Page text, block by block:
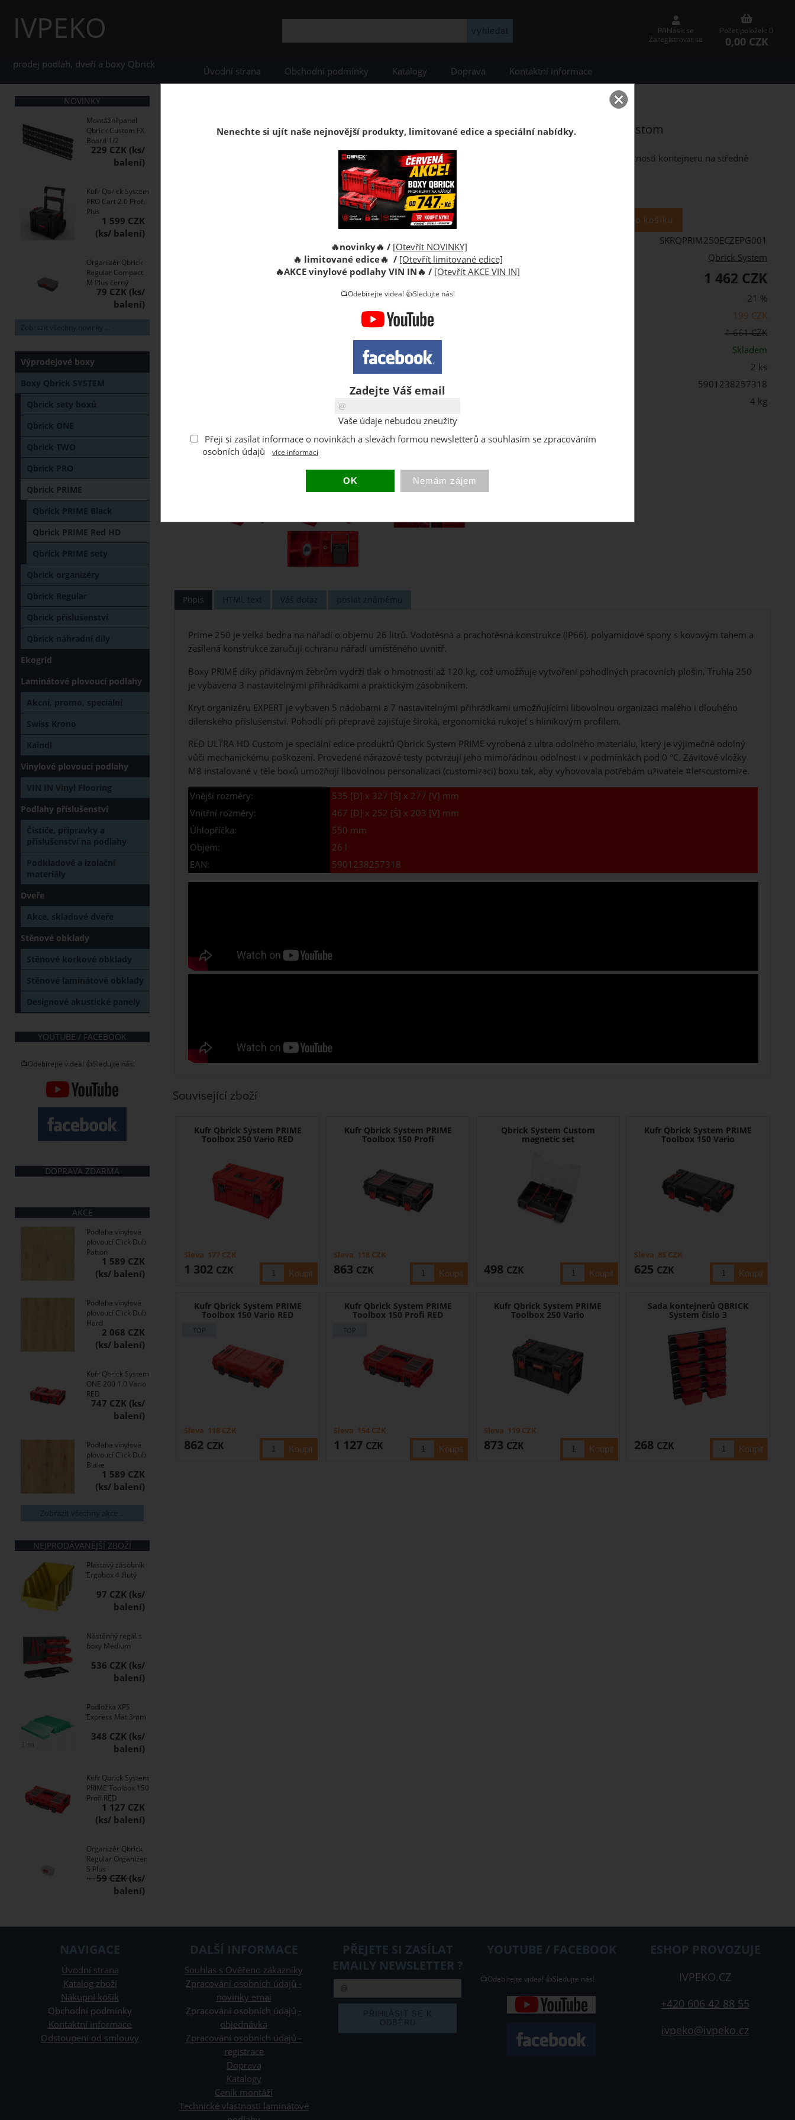
Přihlásit se
Zaregistrovat se
Počet položek: 0
0,00 CZK
IVPEKO
prodej podlah, dveří a boxy Qbrick
Úvodní strana Obchodní podmínky Katalogy Doprava Kontaktní informace
Kufr Qbrick System PRIME Toolbox 250 Expert RED
Kufr na nářadí Qbrick System PRIME 250 Expert RED Ultra HD Custom
Kufr na nářadí Qbrick System PRIME 250 je univerzální modulární box o objemu 26 l na nářadí kombinující vlastnosti kontejneru na středně
SKRQPRIM250ECZEPG001
Výrobce:
Qbrick System
Cena s DPH:
1 462 CZK
21 %
199 CZK
1 661 CZK
Skladem
2 ks
5901238257318
4 kg
Popis HTML text Váš dotaz poslat známému
Prime 250 je velká bedna na nářadí o objemu 26 litrů. Vodotěsná a prachotěsná konstrukce (IP66), polyamidové spony s kovovým tahem a
zesílená konstrukce zaručují ochranu nářadí umístěného uvnitř.
Boxy PRIME díky přídavným žebrům vydrží tlak o hmotnosti až 120 kg, což umožňuje vytvoření pohodlných pracovních plošin. Truhla 250
je vybavena 3 nastavitelnými přihrádkami a praktickým zásobníkem.
Kryt organizéru EXPERT je vybaven 5 nádobami a 7 nastavitelnými přihrádkami umožňujícími libovolnou organizaci malého i dlouhého
dílenského příslušenství. Pohodlí při přepravě zajišťuje široká, ergonomická rukojeť s hliníkovým profilem.
RED ULTRA HD Custom je speciální edice produktů Qbrick System PRIME vyrobená z ultra odolného materiálu, který je výjimečně odolný
vůči mechanickému poškození. Provedené nárazové testy potvrzují jeho mimořádnou odolnost i v podmínkách pod 0 °C. Závitové vložky
M8 instalované v těle boxů umožňují libovolnou personalizaci (customizaci) boxu tak, aby vyhovovala potřebám uživatele #letscustomize.
Vnější rozměry:
535 [D] x 327 [Š] x 277 [V] mm
Vnitřní rozměry:
467 [D] x 252 [Š] x 203 [V] mm
Úhlopříčka:
550 mm
Objem:
26 l
EAN:
5901238257318
Související zboží
Kufr Qbrick System PRIME
Toolbox 250 Vario RED
1 302 CZK
Sleva 177 CZK
Kufr Qbrick System PRIME
Toolbox 150 Profi
863 CZK
Sleva 118 CZK
Qbrick System Custom
magnetic set
498 CZK
Kufr Qbrick System PRIME
Toolbox 150 Vario
625 CZK
Sleva 85 CZK
Kufr Qbrick System PRIME
Toolbox 150 Vario RED
862 CZK
Sleva 118 CZK
Kufr Qbrick System PRIME
Toolbox 150 Profi RED
1 127 CZK
Sleva 154 CZK
Kufr Qbrick System PRIME
Toolbox 250 Vario
873 CZK
Sleva 119 CZK
Sada kontejnerů QBRICK
System číslo 3
268 CZK
NOVINKY
Montážní panel
Qbrick Custom FX
Board 1/2
229 CZK
Kufr Qbrick System
PRO Cart 2.0 Profi
Plus
1 599 CZK
Organizér Qbrick
Regular Compact
M Plus černý
79 CZK
Zobrazit všechny novinky ...
Výprodejové boxy
Boxy Qbrick SYSTEM
Qbrick sety boxů
Qbrick ONE
Qbrick TWO
Qbrick PRO
Qbrick PRIME
Qbrick PRIME Black
Qbrick PRIME Red HD
Qbrick PRIME sety
Qbrick organizéry
Qbrick Regular
Qbrick příslušenství
Qbrick náhradní díly
Ekogrid
Laminátové plovoucí podlahy
Akcní, promo, speciální
Swiss Krono
Kaindl
Vinylové plovoucí podlahy
VIN IN Vinyl Flooring
Podlahy příslušenství
Čističe, přípravky a
příslušenství na podlahy
Podkladové a izolační
materiály
Dveře
Akce, skladové dveře
Stěnové obklady
Stěnové korkové obklady
Stěnové laminátové obklady
Designové akustické panely
YOUTUBE / FACEBOOK
📺Odebírejte videa! 👍Sledujte nás!
DOPRAVA ZDARMA
AKCE
Podlaha vinylová
plovoucí Click Dub
Patton
1 589 CZK
Podlaha vinylová
plovoucí Click Dub
Hard
2 068 CZK
Kufr Qbrick System
ONE 200 1.0 Vario
RED
747 CZK
Podlaha vinylová
plovoucí Click Dub
Blake
1 589 CZK
Zobrazit všechny akce ...
NEJPRODÁVANĚJŠÍ ZBOŽÍ
Plastový zásobník
Ergobox 4 žlutý
97 CZK
Nástěnný regál s
boxy Medium
536 CZK
Podložka XPS
Express Mat 3mm
348 CZK
Kufr Qbrick System
PRIME Toolbox 150
Profi RED
1 127 CZK
Organizér Qbrick
Regular Organizer
S Plus
transparentní
59 CZK
NAVIGACE
Úvodní strana
Katalog zboží
Nákupní košík
Obchodní podmínky
Kontaktní informace
Odstoupení od smlouvy
DALŠÍ INFORMACE
Souhlas s Ověřeno zákazníky
Zpracování osobních údajů -
novinky emai
Zpracování osobních údajů -
objednávka
Zpracování osobních údajů -
registrace
Doprava
Katalogy
Ceník montáží
Technické vlastnosti laminátové
PŘEJETE SI ZASÍLAT
EMAILY NEWSLETTER ?
YOUTUBE / FACEBOOK
📺Odebírejte videa! 👍Sledujte nás!
ESHOP PROVOZUJE
IVPEKO.CZ
+420 606 42 88 55
ivpeko@ivpeko.cz
Nenechte si ujít naše nejnovější produkty, limitované edice a speciální nabídky.
🔥novinky🔥 / [Otevřít NOVINKY]
🔥 limitované edice🔥 / [Otevřít limitované edice]
🔥AKCE vinylové podlahy VIN IN🔥 / [Otevřít AKCE VIN IN]
📺Odebírejte videa! 👍Sledujte nás!
Zadejte Váš email
Vaše údaje nebudou zneužity
Přeji si zasílat informace o novinkách a slevách formou newsletterů a souhlasím se zpracováním
osobních údajů
více informací